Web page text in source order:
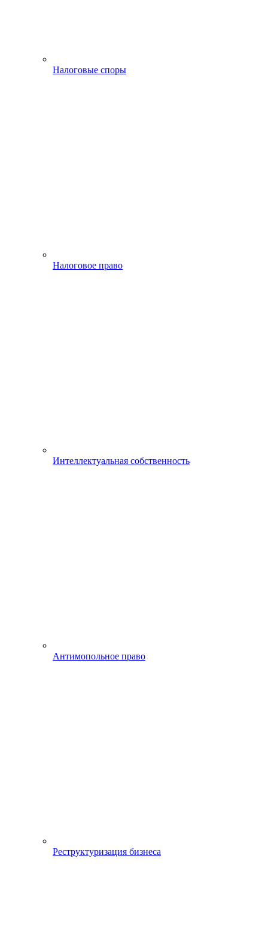
Налоговые споры
Налоговое право
Интеллектуальная собственность
Антимопольное право
Реструктуризация бизнеса